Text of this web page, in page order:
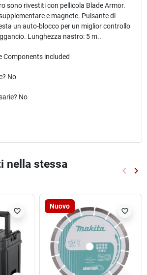
sono rivestiti con pellicola Blade Armor.
e magnete. Pulsante di
un auto-blocco per un miglior controllo
Lunghezza nastro: 5 m..
‎Components included
‎No
‎No
nella stessa
keyboard_arrow_left keyboard_arrow_right
favorite_border
Nuovo
favorite_border